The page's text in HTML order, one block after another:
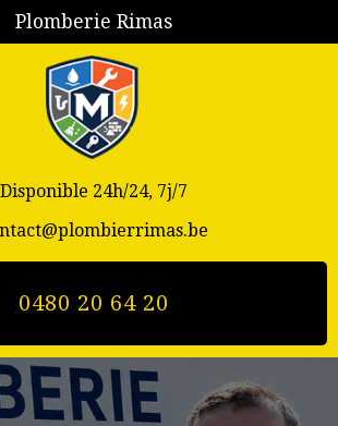
Plomberie Rimas
Disponible 24h/24, 7j/7
0480 20 64 20